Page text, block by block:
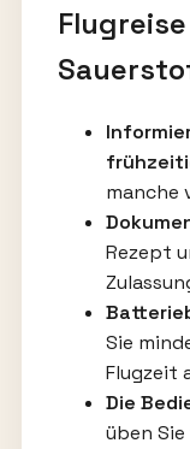
manche
Rezept
Sie
Flugzeit
Die
üben Sie